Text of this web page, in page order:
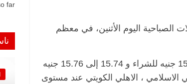
الصباحية اليوم الأثنين، في معظم
وتداولت البنوك في مصر، أسعار الدولار بين نطاق 15.64 إلى 15.68 جنيه للشراء و 15.74 إلى 15.76 جنيه
الاسلامي ، الاهلي الكويتي عند مستوى
far.
الرئيسية مصر وناس